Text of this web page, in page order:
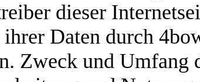
dieser
Daten durch
Zweck und Umfang